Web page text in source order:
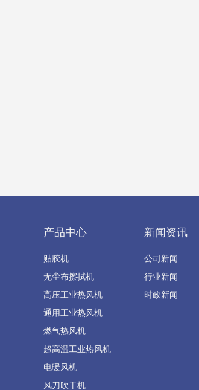
产品中心
贴胶机
无尘布擦拭机
高压工业热风机
通用工业热风机
燃气热风机
超高温工业热风机
电暖风机
风刀吹干机
新闻资讯
公司新闻
行业新闻
时政新闻